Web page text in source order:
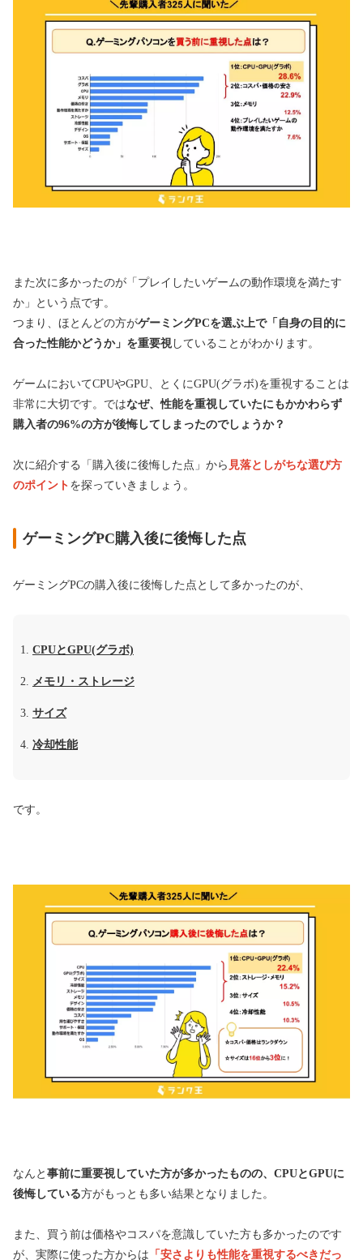
また次に多かったのが「プレイしたいゲームの動作環境を満たす
か」という点です。
つまり、ほとんどの方がゲーミングPCを選ぶ上で「自身の目的に
合った性能かどうか」を重要視 していることがわかります。
ゲームにおいてCPUやGPU、とくにGPU(グラボ)を重視することは
非常に大切です。ではなぜ、性能を重視していたにもかかわらず
購入者の96%の方が後悔してしまったのでしょうか？
次に紹介する「購入後に後悔した点」から 見落としがちな選び方
のポイント を探っていきましょう。
ゲーミングPC購入後に後悔した点
ゲーミングPCの購入後に後悔した点として多かったのが、
CPUとGPU(グラボ)
メモリ・ストレージ
サイズ
冷却性能
です。
なんと 事前に重要視していた方が多かったものの、CPUとGPUに
後悔している方がもっとも多い結果となりました。
また、買う前は価格やコスパを意識していた方も多かったのです
が、実際に使った方からは 「安さよりも性能を重視するべきだっ